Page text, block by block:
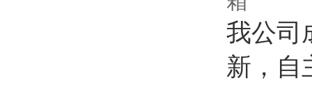
我公司
新，自